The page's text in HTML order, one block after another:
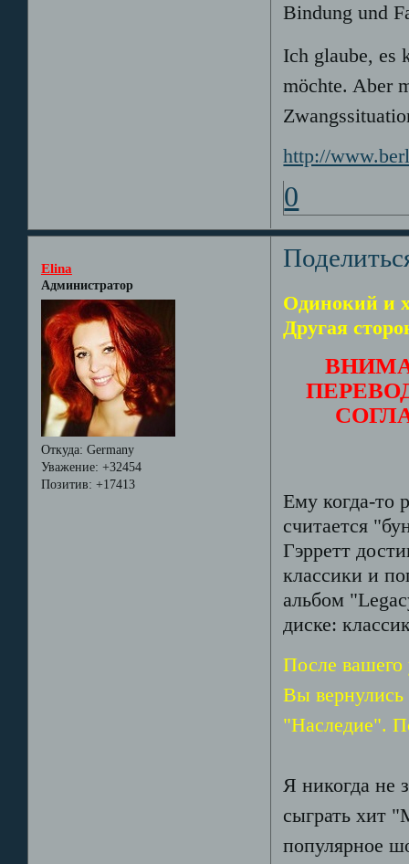
Bindung und
Ich glaube, es
möchte. Aber
http://
0
Elina
Администратор
Откуда: Germany
Уважение: +32454
Позитив: +17413
Одинокий и
Другая
Ему когда-то
считается
Гэрретт
классики и
альбом
диске:
После вашего
Вы вернулись
"Наследие".
Я никогда не
сыграть хит
популярное